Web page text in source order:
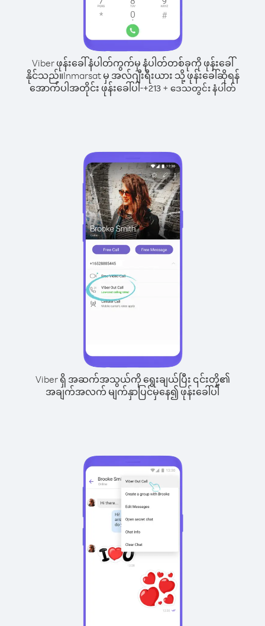
Viber ဖုန်းခေါ်နံပါတ်ကွက်မှ နံပါတ်တစ်ခုကို ဖုန်းခေါ်
နိုင်သည်။Inmarsat မှ အလ်ဂျီးရီးယား သို့ ဖုန်းခေါ်ဆိုရန်
အောက်ပါအတိုင်း ဖုန်းခေါ်ပါ-+213+ ဒေသတွင်း နံပါတ်
Viber ရှိ အဆက်အသွယ်ကို ရွေးချယ်ပြီး ၎င်းတို့၏
အချက်အလက် မျက်နှာပြင်မှနေ၍ ဖုန်းခေါ်ပါ